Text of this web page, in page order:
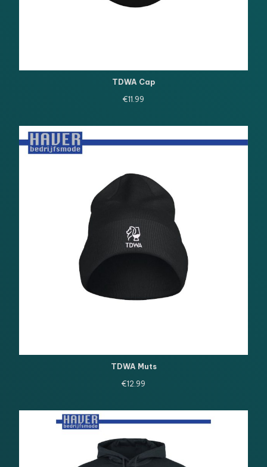
TDWA Cap
€11.99
TDWA Muts
€12.99